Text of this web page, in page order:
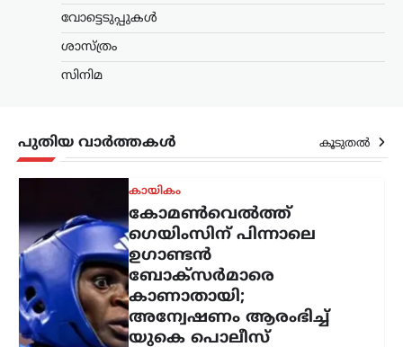
വോട്ടെടുപ്പുകൾ
ശാസ്ത്രം
സിനിമ
പുതിയ വാർത്തകൾ കൂടുതൽ
ന്യൂസ് ഡെസ്ക്
ഓഗസ്റ്റ്‌ 6, 2026
ഉത്തരകൊറിയയിൽ അനുഭവപ്പെടുന്ന
പൊതുജനങ്ങൾക്കായി സർക്കാർ
ദോഷഫലങ്ങൾ കുറയ്ക്കാനുമായി
നായിറച്ചി…
കായികം
കോമൺവെൽത്ത്
ഗെയിംസിന് പിന്നാലെ
ഉഗാണ്ടൻ
ബോക്സർമാരെ
കാണാതായി;
അന്വേഷണം ആരംഭിച്ച്
യുകെ പൊലീസ്